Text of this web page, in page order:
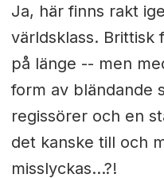
Ja, här finns rakt
världsklass. Brittisk
på länge -- men
form av bländande
regissörer och en
det kanske till och
misslyckas...?!